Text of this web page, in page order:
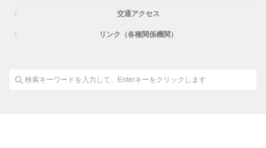
交通アクセス
リンク（各種関係機関）